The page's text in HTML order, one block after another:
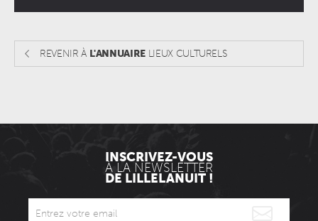
REVENIR À L'ANNUAIRE LIEUX CULTURELS
INSCRIVEZ-VOUS
À LA NEWSLETTER
DE LILLELANUIT !